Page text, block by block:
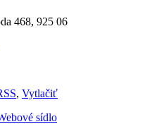
468, 925 06
, Vytlačiť
sídlo